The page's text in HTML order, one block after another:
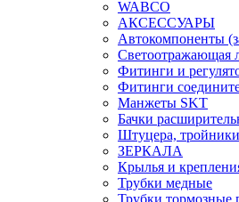
WABCO
АКСЕССУАРЫ
Автокомпоненты
Светоотражающая
Фитинги и
Фитинги
Манжеты SKT
Бачки
Штуцера,
ЗЕРКАЛА
Крылья и
Трубки медные
Трубки тормозные